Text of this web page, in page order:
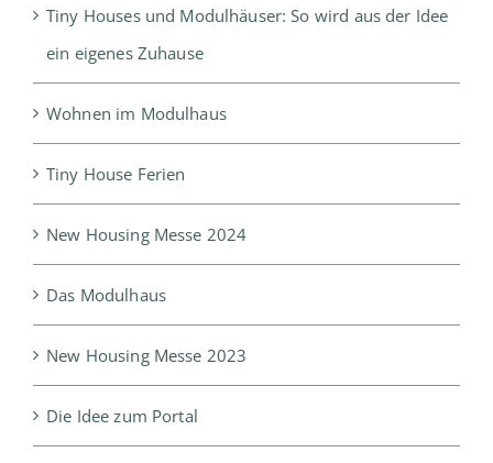
Tiny Houses und Modulhäuser: So wird aus der Idee
ein eigenes Zuhause
Wohnen im Modulhaus
Tiny House Ferien
New Housing Messe 2024
Das Modulhaus
New Housing Messe 2023
Die Idee zum Portal